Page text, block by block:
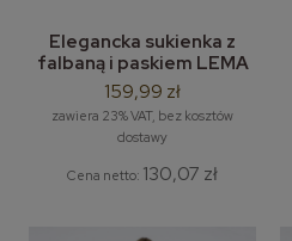
Elegancka sukienka z
falbaną i paskiem LEMA
model Dominika M-2XL
159,99 zł
zawiera 23% VAT, bez kosztów
dostawy
Cena netto: 130,07 zł